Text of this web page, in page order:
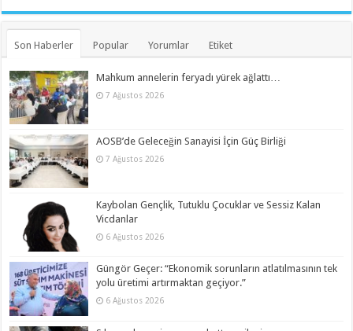
Son Haberler Popular Yorumlar Etiket
Mahkum annelerin feryadı yürek ağlattı…
7 Ağustos 2026
AOSB’de Geleceğin Sanayisi İçin Güç Birliği
7 Ağustos 2026
Kaybolan Gençlik, Tutuklu Çocuklar ve Sessiz Kalan
Vicdanlar
6 Ağustos 2026
Güngör Geçer: “Ekonomik sorunların atlatılmasının tek
yolu üretimi artırmaktan geçiyor.”
6 Ağustos 2026